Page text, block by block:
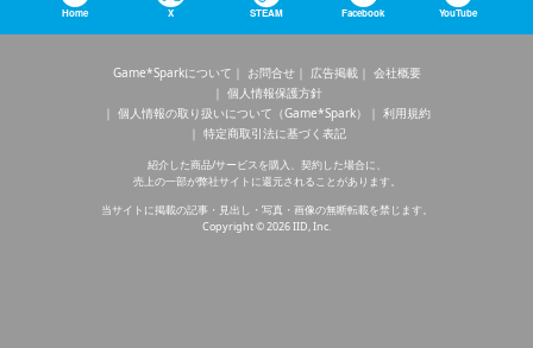
Home X STEAM Facebook YouTube
Game*Sparkについて お問合せ 広告掲載
会社概要
個人情報保護方針
個人情報の取り扱いについて（Game*Spark）
利用規約
特定商取引法に基づく表記
紹介した商品/サービスを購入、契約した場合に、
売上の一部が弊社サイトに還元されることがあります。
当サイトに掲載の記事・見出し・写真・画像の無断転載を禁じます。
Copyright © 2026 IID, Inc.